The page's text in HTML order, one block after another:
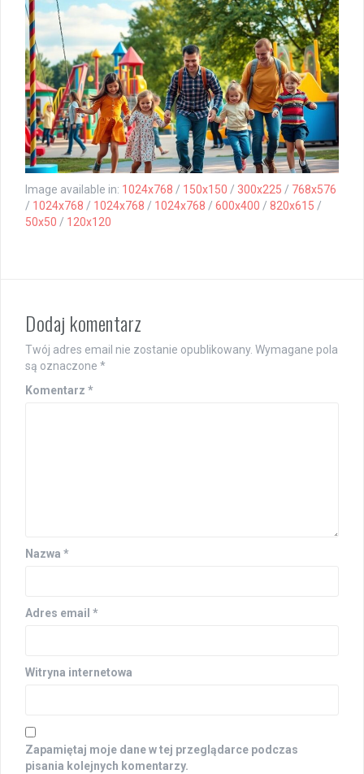
Image available in: 1024x768 / 150x150 / 300x225 / 768x576
/ 1024x768 / 1024x768 / 1024x768 / 600x400 / 820x615 /
50x50 / 120x120
Dodaj komentarz
Twój adres email nie zostanie opublikowany. Wymagane pola
są oznaczone *
Komentarz *
Nazwa *
Adres email *
Witryna internetowa
Zapamiętaj moje dane w tej przeglądarce podczas
pisania kolejnych komentarzy.